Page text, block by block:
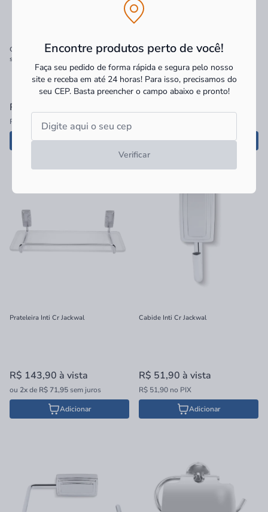
Encontre produtos perto de você!
Faça seu pedido de forma rápida e segura pelo nosso
site e receba em até 24 horas! Para isso, precisamos do
seu CEP. Basta preencher o campo abaixo e pronto!
Verificar
Grelha Inox 10cm Redonda com Fecho
sem Mold. 2985 Jackwal
R$ 46,90
R$ 46,90 no PIX
Adicionar
Porta Toalha Jackwal Inti Cromado
Adicionar
Prateleira Inti Cr Jackwal
R$ 143,90 à vista
ou 2xde R$ 71,95sem juros
Adicionar
Cabide Inti Cr Jackwal
R$ 51,90 à vista
R$ 51,90 no PIX
Adicionar